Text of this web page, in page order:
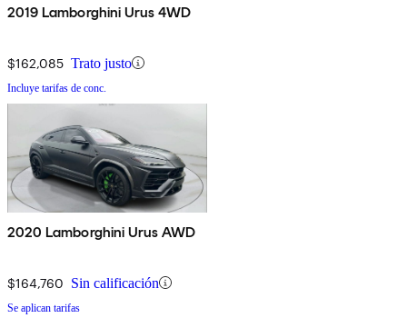
2019 Lamborghini Urus 4WD
$162,085 Trato justo
Incluye tarifas de conc.
2020 Lamborghini Urus AWD
$164,760 Sin calificación
Se aplican tarifas